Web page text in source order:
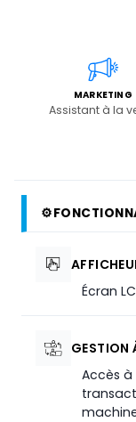
MARKETING
Assistant à la
⚙
Écran
GESTION
Accès